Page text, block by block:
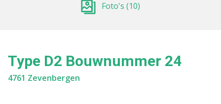
Foto's (10)
Type D2 Bouwnummer 24
4761 Zevenbergen